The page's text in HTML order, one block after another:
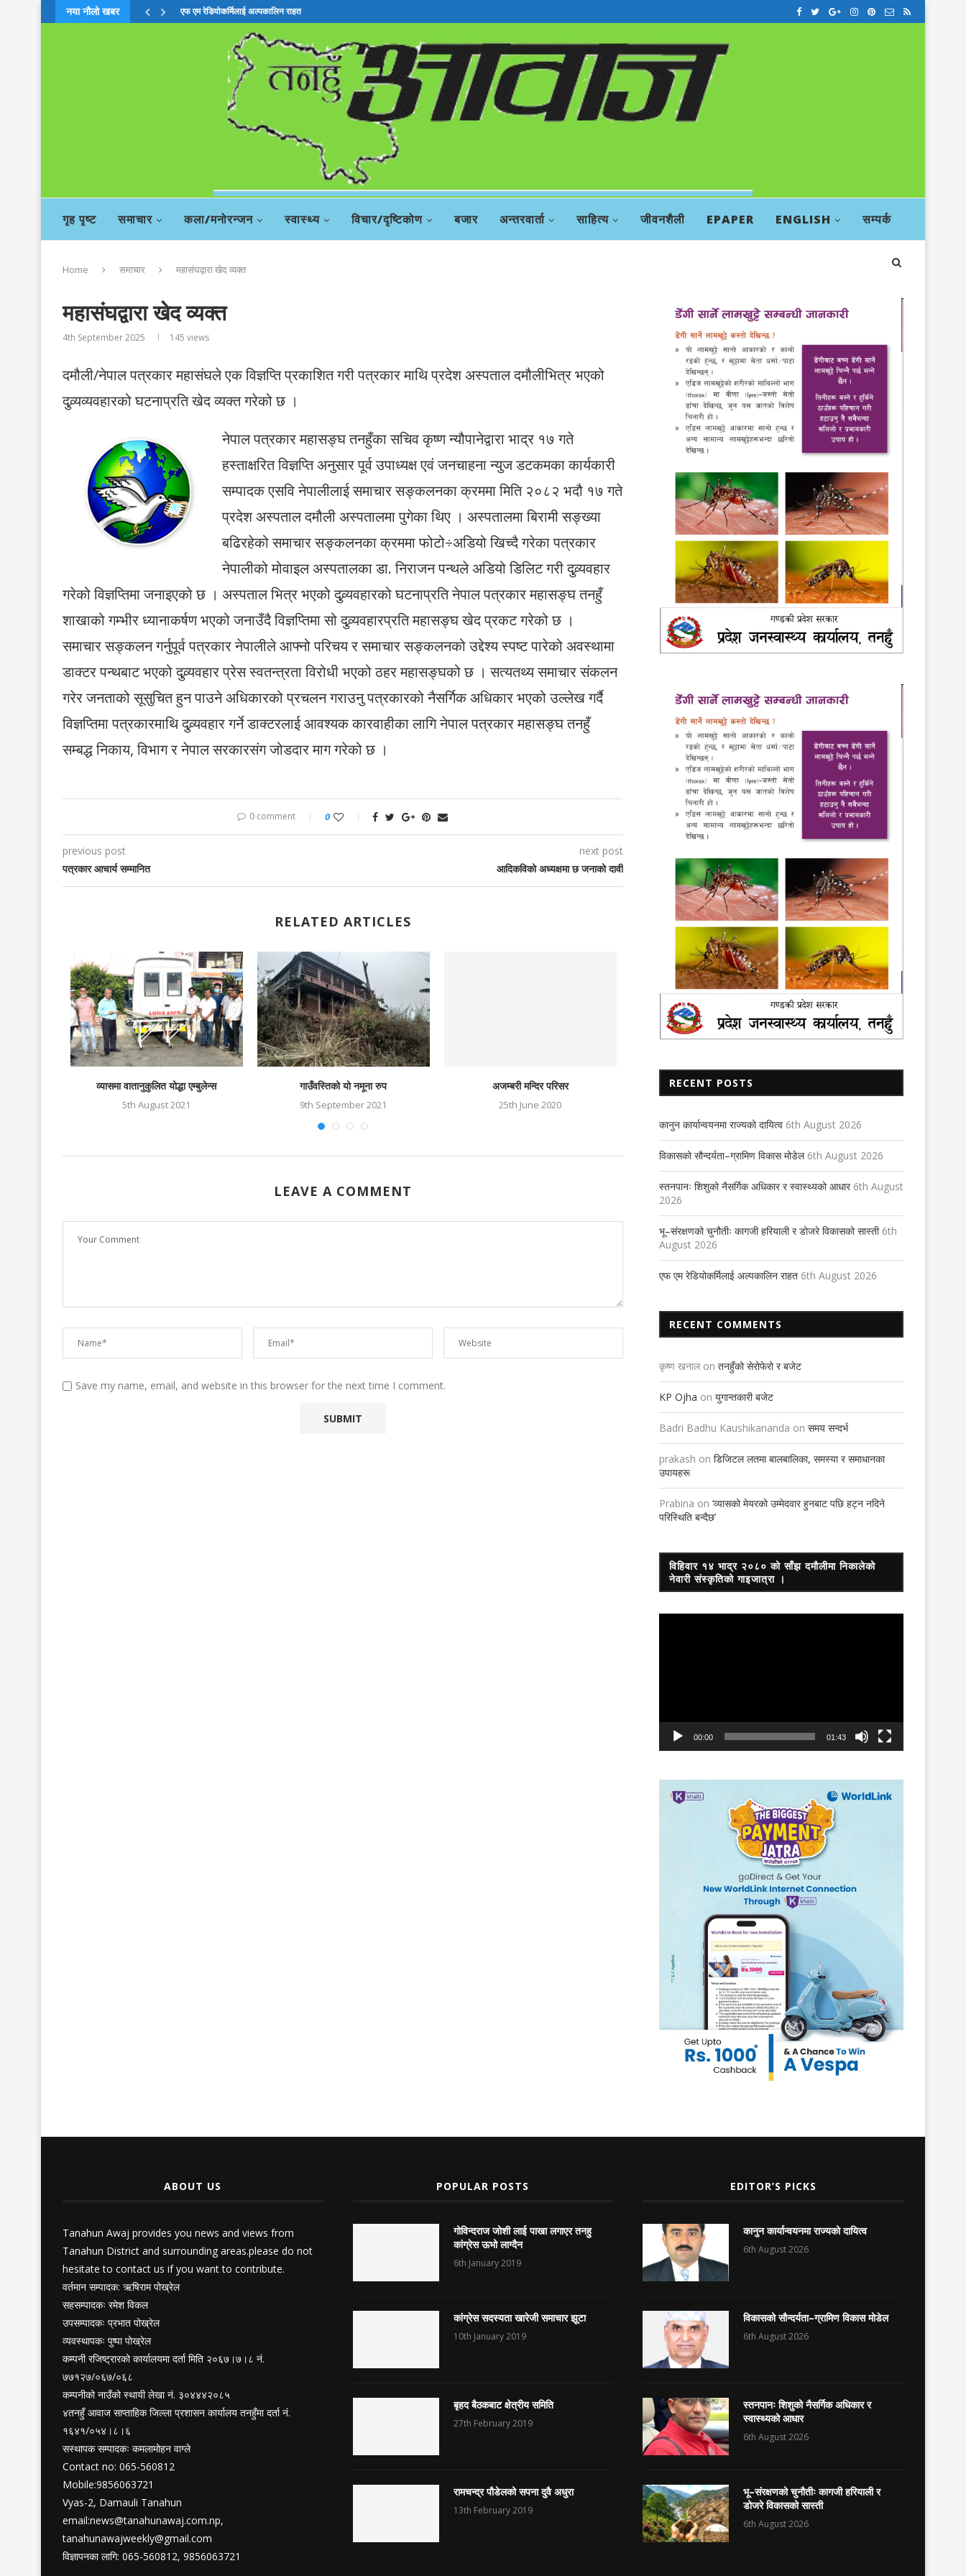
नया नौलो खबर एफ एम रेडियोकर्मिलाई अल्पकालिन राहत
गृह पृष्ट समाचार कला/मनोरन्जन स्वास्थ्य विचार/दृष्टिकोण बजार अन्तरवार्ता साहित्य जीवनशैली EPAPER ENGLISH सम्पर्क
Home समाचार महासंघद्वारा खेद व्यक्त
महासंघद्वारा खेद व्यक्त
4th September 2025 145 views
दमौली/नेपाल पत्रकार महासंघले एक विज्ञप्ति प्रकाशित गरी पत्रकार माथि प्रदेश अस्पताल दमौलीभित्र भएको
दुव्र्यव्यवहारको घटनाप्रति खेद व्यक्त गरेको छ ।
नेपाल पत्रकार महासङ्घ तनहुँका सचिव कृष्ण न्यौपानेद्वारा भाद्र १७ गते
हस्ताक्षरित विज्ञप्ति अनुसार पूर्व उपाध्यक्ष एवं जनचाहना न्युज डटकमका कार्यकारी
सम्पादक एसवि नेपालीलाई समाचार सङ्कलनका क्रममा मिति २०८२ भदौ १७ गते
प्रदेश अस्पताल दमौली अस्पतालमा पुगेका थिए । अस्पतालमा बिरामी सङ्ख्या
बढिरहेको समाचार सङ्कलनका क्रममा फोटो÷अडियो खिच्दै गरेका पत्रकार
नेपालीको मोवाइल अस्पतालका डा. निराजन पन्थले अडियो डिलिट गरी दुव्र्यवहार
गरेको विज्ञप्तिमा जनाइएको छ । अस्पताल भित्र भएको दुव्र्यवहारको घटनाप्रति नेपाल पत्रकार महासङ्घ तनहुँ
शाखाको गम्भीर ध्यानाकर्षण भएको जनाउँदै विज्ञप्तिमा सो दुव्र्यवहारप्रति महासङ्घ खेद प्रकट गरेको छ ।
समाचार सङ्कलन गर्नुपूर्व पत्रकार नेपालीले आफ्नो परिचय र समाचार सङ्कलनको उद्देश्य स्पष्ट पारेको अवस्थामा
डाक्टर पन्थबाट भएको दुव्र्यवहार प्रेस स्वतन्त्रता विरोधी भएको ठहर महासङ्घको छ । सत्यतथ्य समाचार संकलन
गरेर जनताको सूसुचित हुन पाउने अधिकारको प्रचलन गराउनु पत्रकारको नैसर्गिक अधिकार भएको उल्लेख गर्दै
विज्ञप्तिमा पत्रकारमाथि दुव्र्यवहार गर्ने डाक्टरलाई आवश्यक कारवाहीका लागि नेपाल पत्रकार महासङ्घ तनहुँ
सम्बद्ध निकाय, विभाग र नेपाल सरकारसंग जोडदार माग गरेको छ ।
0 comment 0
previous post
पत्रकार आचार्य सम्मानित
next post
आदिकविको अध्यक्षमा छ जनाको दावी
RELATED ARTICLES
व्यासमा वातानुकुलित योद्धा एम्बुलेन्स
5th August 2021
गाउँवस्तिको यो नमूना रुप
9th September 2021
अजम्बरी मन्दिर परिसर
25th June 2020
रक्तदाताहरुलाई धन्यवाद -सम्पादकीय
LEAVE A COMMENT
Save my name, email, and website in this browser for the next time I comment.
RECENT POSTS
कानुन कार्यान्वयनमा राज्यको दायित्व 6th August 2026
विकासको सौन्दर्यता–ग्रामिण विकास मोडेल 6th August 2026
स्तनपानः शिशुको नैसर्गिक अधिकार र स्वास्थ्यको आधार 6th August
2026
भू–संरक्षणको चुनौतीः कागजी हरियाली र डोजरे विकासको सास्ती 6th
August 2026
एफ एम रेडियोकर्मिलाई अल्पकालिन राहत 6th August 2026
RECENT COMMENTS
कृष्ण खनाल on तनहुँको सेरोफेरो र बजेट
KP Ojha on युगान्तकारी बजेट
Badri Badhu Kaushikananda on समय सन्दर्भ
prakash on डिजिटल लतमा बालबालिका, समस्या र समाधानका
उपायहरू
Prabina on ‘व्यासको मेयरको उम्मेदवार हुनबाट पछि हट्न नदिने
परिस्थिति बन्दैछ’
विहिवार १४ भाद्र २०८० को साँझ दमौलीमा निकालेको
नेवारी संस्कृतिको गाइजात्रा ।
00:00 01:43
ABOUT US
Tanahun Awaj provides you news and views from
Tanahun District and surrounding areas.please do not
hesitate to contact us if you want to contribute.
वर्तमान सम्पादक: ऋषिराम पोख्रेल
सहसम्पादकः रमेश विकल
उपसम्पादकः प्रभात पोख्रेल
व्यवस्थापकः पुष्पा पोख्रेल
कम्पनी रजिष्ट्रारको कार्यालयमा दर्ता मिति २०६७।७।८ नं.
७७१२७/०६७/०६८
कम्पनीको नाउँको स्थायी लेखा नं. ३०४४४२०८५
४तनहुँ आवाज साप्ताहिक जिल्ला प्रशासन कार्यालय तनहुँमा दर्ता नं.
१६४१/०५४।८।६
सस्थापक सम्पादकः कमलामोहन वाग्ले
Contact no: 065-560812
Mobile:9856063721
Vyas-2, Damauli Tanahun
email:news@tanahunawaj.com.np,
tanahunawajweekly@gmail.com
विज्ञापनका लागि: 065-560812, 9856063721
POPULAR POSTS
गोविन्दराज जोशी लाई पाखा लगाएर तनहु
कांग्रेस ऊभो लाग्दैन
6th January 2019
कांग्रेस सदस्यता खारेजी समाचार झूटा
10th January 2019
बृहद बैठकबाट क्षेत्रीय समिति
27th February 2019
रामचन्द्र पौडेलको सपना दुवै अधुरा
13th February 2019
EDITOR’S PICKS
कानुन कार्यान्वयनमा राज्यको दायित्व
6th August 2026
विकासको सौन्दर्यता–ग्रामिण विकास मोडेल
6th August 2026
स्तनपानः शिशुको नैसर्गिक अधिकार र
स्वास्थ्यको आधार
6th August 2026
भू–संरक्षणको चुनौतीः कागजी हरियाली र
डोजरे विकासको सास्ती
6th August 2026